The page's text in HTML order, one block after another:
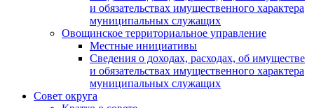
и обязательствах имущественного характера
муниципальных служащих
Овощинское территориальное управление
Местные инициативы
Сведения о доходах, расходах, об имуществе
и обязательствах имущественного характера
муниципальных служащих
Совет округа